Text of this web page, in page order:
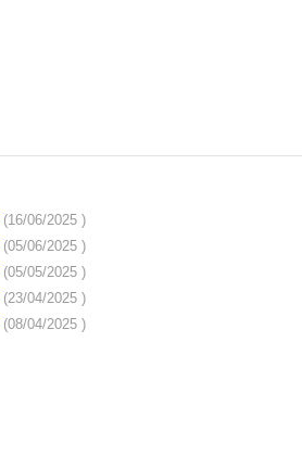
(16/06/2025 )
(05/06/2025 )
(05/05/2025 )
(23/04/2025 )
(08/04/2025 )